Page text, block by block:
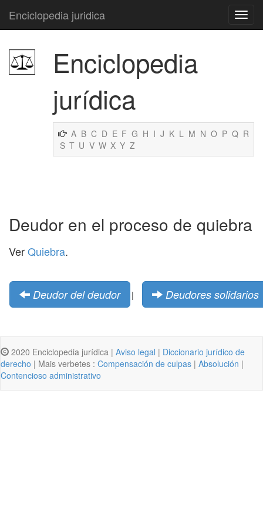
Enciclopedia juridica
Enciclopedia
jurídica
A B C D E F G H I J K L M N O P Q R
S T U V W X Y Z
Deudor en el proceso de quiebra
VerQuiebra.
Deudor del deudor | Deudores solidarios
2020 Enciclopedia jurídica | Aviso legal | Diccionario jurídico de
derecho | Mais verbetes : Compensación de culpas | Absolución |
Contencioso administrativo